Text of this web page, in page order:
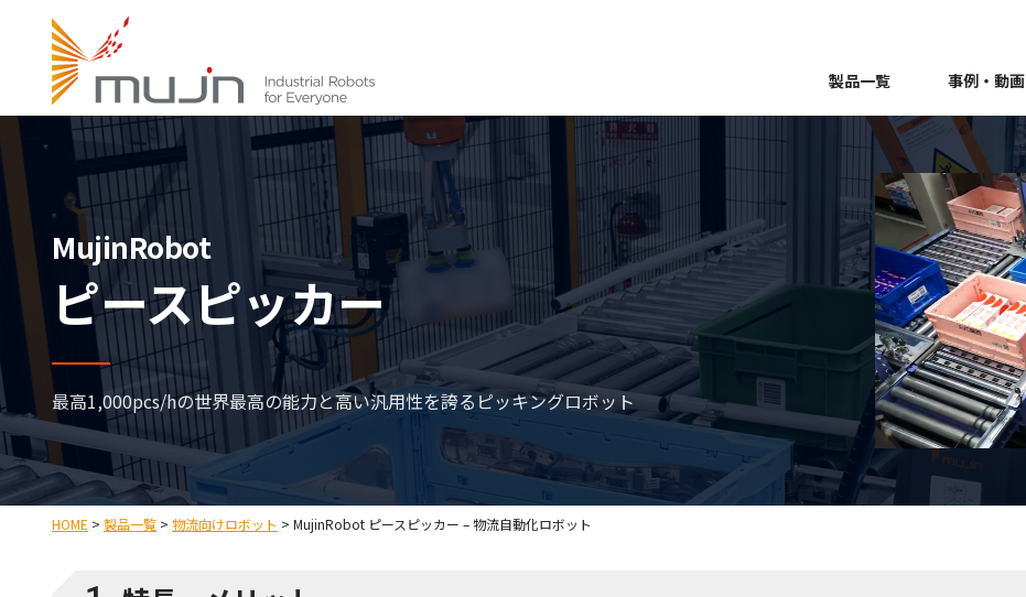
製品一覧 事例・動画
MujinRobot
ピースピッカー
最高1,000pcs/hの世界最高の能力と高い汎用性を誇るピッキングロボット
HOME > 製品一覧 > 物流向けロボット > MujinRobot ピースピッカー – 物流自動化ロボット